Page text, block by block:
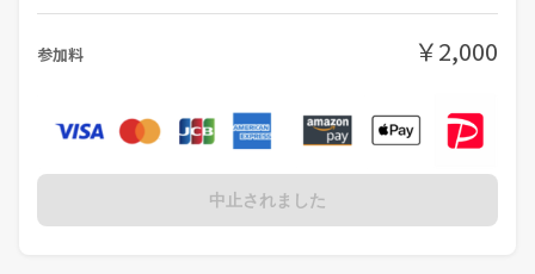
参加料 ￥2,000
中止されました